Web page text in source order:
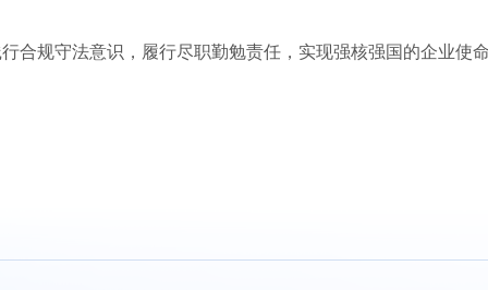
规守法意识，履行尽职勤勉责任，实现强核强国的企业使